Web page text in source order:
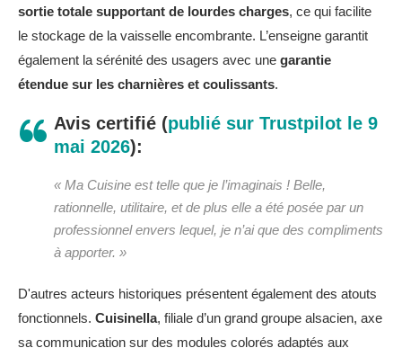
sortie totale supportant de lourdes charges, ce qui facilite
le stockage de la vaisselle encombrante. L’enseigne garantit
également la sérénité des usagers avec une garantie
étendue sur les charnières et coulissants.
Avis certifié (publié sur Trustpilot le 9
mai 2026):
« Ma Cuisine est telle que je l’imaginais ! Belle,
rationnelle, utilitaire, et de plus elle a été posée par un
professionnel envers lequel, je n’ai que des compliments
à apporter. »
D'autres acteurs historiques présentent également des atouts
fonctionnels. Cuisinella, filiale d’un grand groupe alsacien, axe
sa communication sur des modules colorés adaptés aux